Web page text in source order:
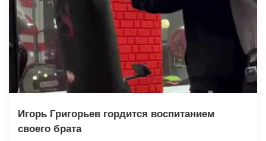
Игорь Григорьев гордится воспитанием
своего брата